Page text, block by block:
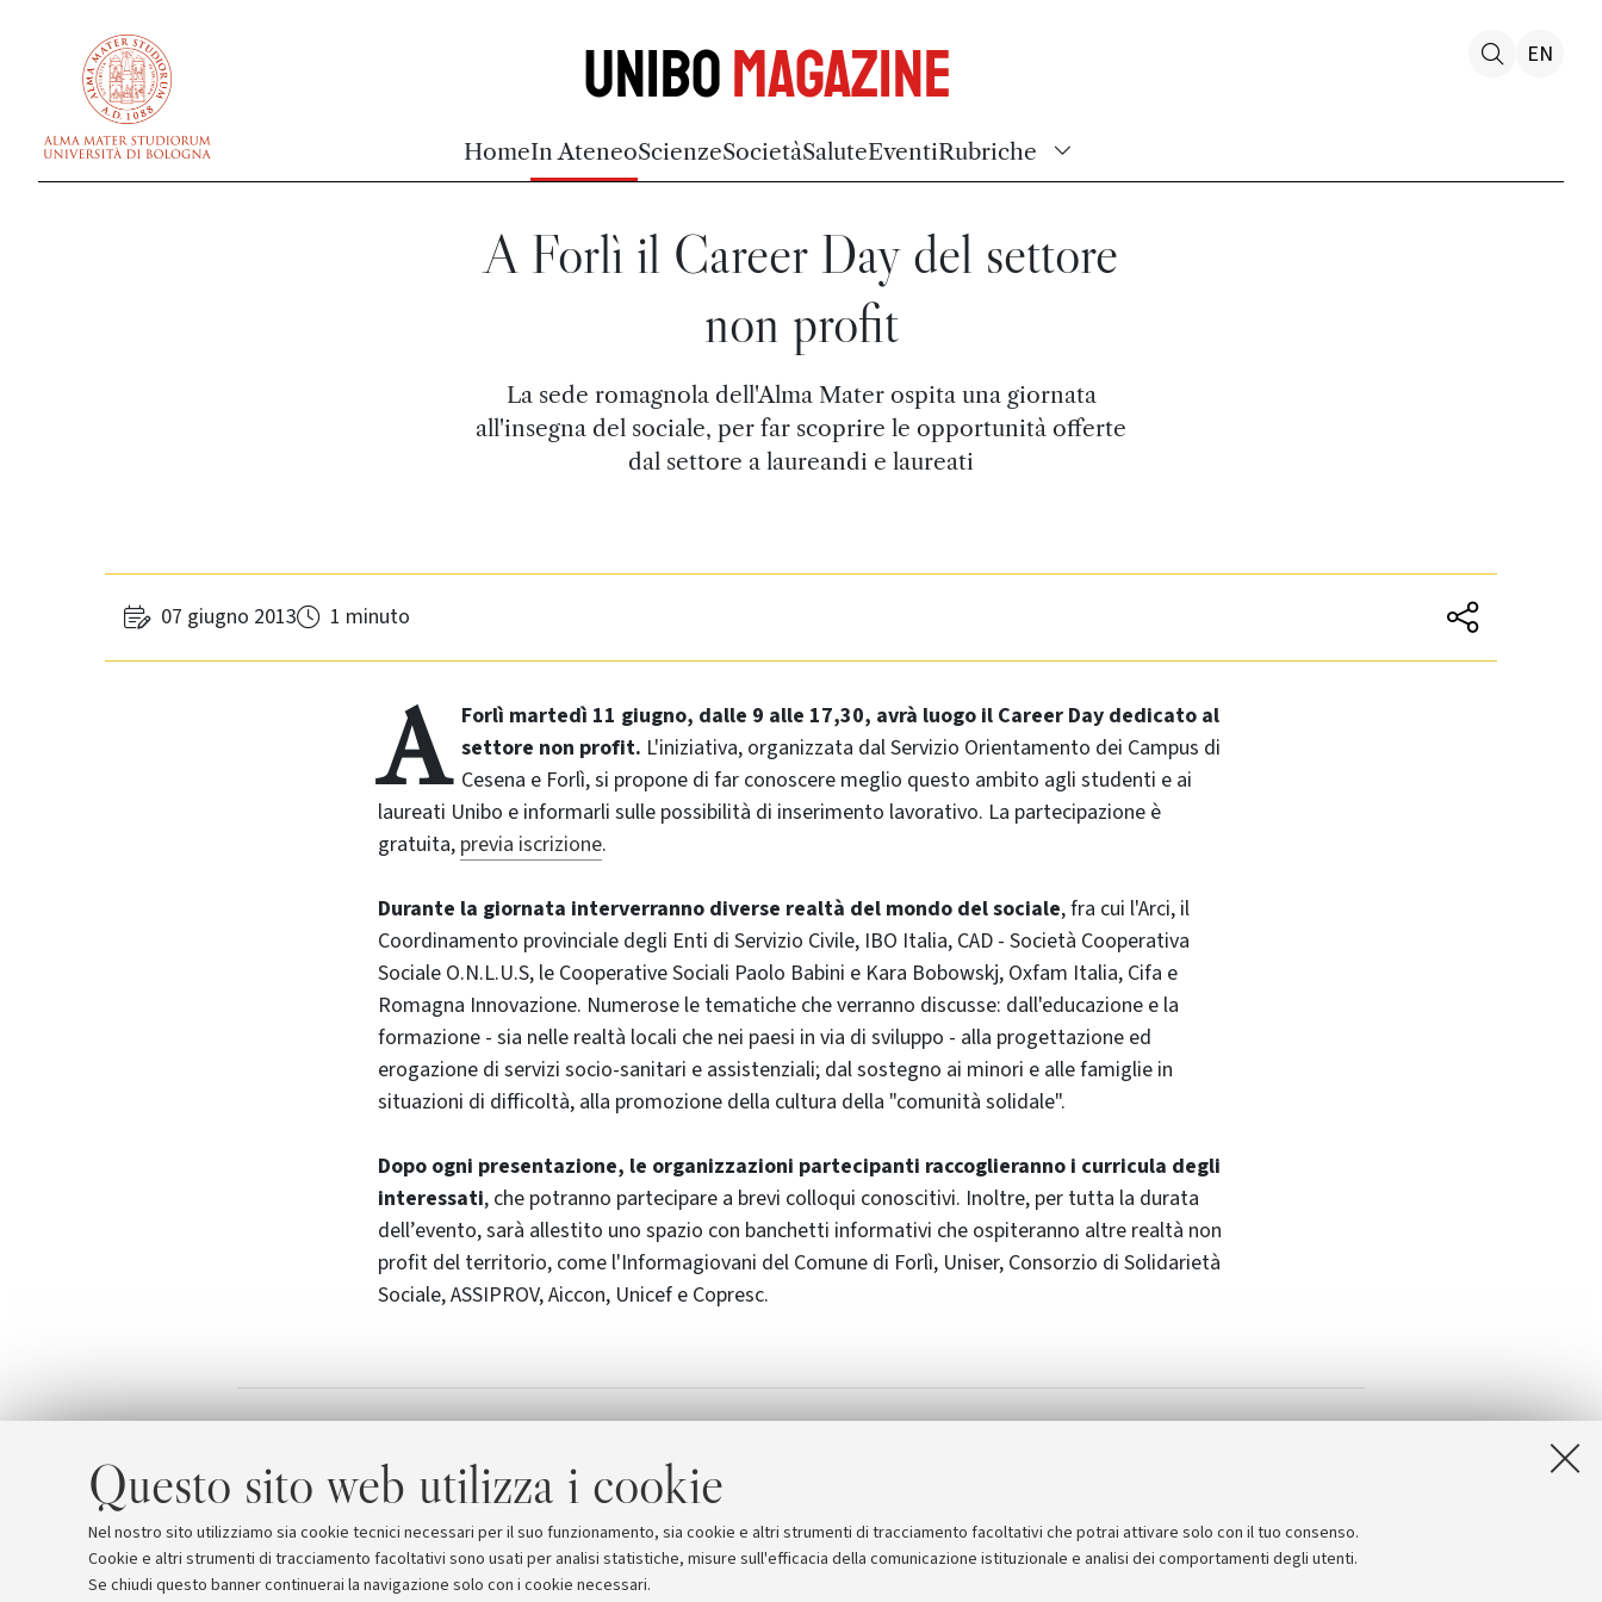
Questo sito web utilizza i cookie
Nel nostro sito utilizziamo sia cookie tecnici necessari per il suo funzionamento, sia cookie e altri strumenti di tracciamento facoltativi che potrai attivare solo con il tuo consenso.
Cookie e altri strumenti di tracciamento facoltativi sono usati per analisi statistiche, misure sull'efficacia della comunicazione istituzionale e analisi dei comportamenti degli utenti.
Se chiudi questo banner continuerai la navigazione solo con i cookie necessari.
UniboMagazine
HomeIn AteneoScienzeSocietàSaluteEventiRubriche
EN
A Forlì il Career Day del settore
non profit
La sede romagnola dell'Alma Mater ospita una giornata
all'insegna del sociale, per far scoprire le opportunità offerte
dal settore a laureandi e laureati
07 giugno 2013 1 minuto
A Forlì martedì 11 giugno, dalle 9 alle 17,30, avrà luogo il Career Day dedicato al
settore non profit. L'iniziativa, organizzata dal Servizio Orientamento dei Campus di
Cesena e Forlì, si propone di far conoscere meglio questo ambito agli studenti e ai
laureati Unibo e informarli sulle possibilità di inserimento lavorativo. La partecipazione è
gratuita, previa iscrizione.
Durante la giornata interverranno diverse realtà del mondo del sociale, fra cui l'Arci, il
Coordinamento provinciale degli Enti di Servizio Civile, IBO Italia, CAD - Società Cooperativa
Sociale O.N.L.U.S, le Cooperative Sociali Paolo Babini e Kara Bobowskj, Oxfam Italia, Cifa e
Romagna Innovazione. Numerose le tematiche che verranno discusse: dall'educazione e la
formazione - sia nelle realtà locali che nei paesi in via di sviluppo - alla progettazione ed
erogazione di servizi socio-sanitari e assistenziali; dal sostegno ai minori e alle famiglie in
situazioni di difficoltà, alla promozione della cultura della "comunità solidale".
Dopo ogni presentazione, le organizzazioni partecipanti raccoglieranno i curricula degli
interessati, che potranno partecipare a brevi colloqui conoscitivi. Inoltre, per tutta la durata
dell’evento, sarà allestito uno spazio con banchetti informativi che ospiteranno altre realtà non
profit del territorio, come l'Informagiovani del Comune di Forlì, Uniser, Consorzio di Solidarietà
Sociale, ASSIPROV, Aiccon, Unicef e Copresc.
Allegati